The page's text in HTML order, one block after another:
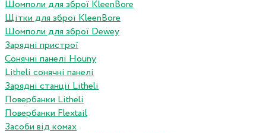
Шомполи для зброї KleenBore
Щітки для зброї KleenBore
Шомполи для зброї Dewey
Зарядні пристрої
Сонячні панелі Houny
Litheli сонячні панелі
Зарядні станції Litheli
Повербанки Litheli
Повербанки Flextail
Засоби від комах